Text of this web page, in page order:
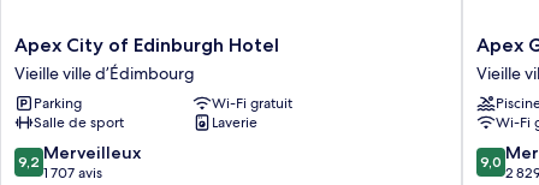
Apex
City
of
Edinburgh
Hotel
Vieille
ville
Apex City of Edinburgh Hotel
Vieille ville d’Édimbourg
Parking
Wi-Fi gratuit
Salle de sport
Laverie
9.2
sur
9,2 Merveilleux
1 707 avis
Apex
Hotel
Vieille
ville
Apex
Vieille
Wi-Fi
9.0
sur
9,0
2